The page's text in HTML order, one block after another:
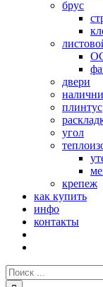
брус
двери
плинтус
угол
крепеж
как купить
инфо
контакты
Поиск: